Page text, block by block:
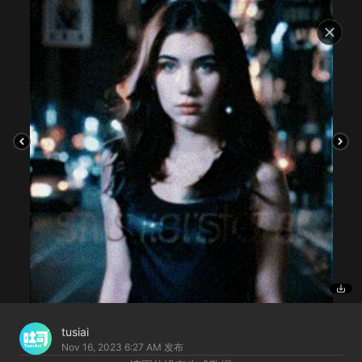
tusiai
Nov 16, 2023 6:27 AM 发布